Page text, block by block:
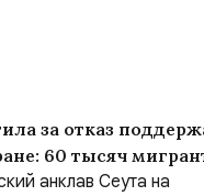
за отказ
60 тысяч
в Марокко
анклав Сеута на